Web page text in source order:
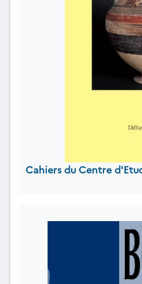
Cahiers du Centre